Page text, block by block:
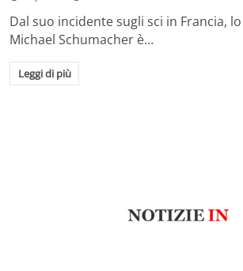
Dal suo incidente sugli sci in Francia,
Michael Schumacher è…
Leggi di più